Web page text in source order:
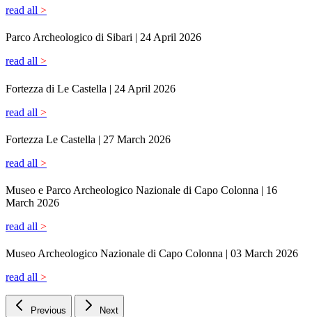
read all >
Parco Archeologico di Sibari | 24 April 2026
read all >
Fortezza di Le Castella | 24 April 2026
read all >
Fortezza Le Castella | 27 March 2026
read all >
Museo e Parco Archeologico Nazionale di Capo Colonna | 16
March 2026
read all >
Museo Archeologico Nazionale di Capo Colonna | 03 March 2026
read all >
Previous Next